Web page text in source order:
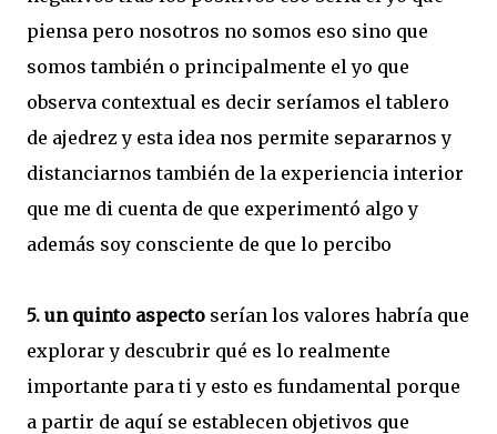
piensa pero nosotros no somos eso sino que
somos también o principalmente el yo que
observa contextual es decir seríamos el tablero
de ajedrez y esta idea nos permite separarnos y
distanciarnos también de la experiencia interior
que me di cuenta de que experimentó algo y
además soy consciente de que lo percibo
5. un quinto aspecto serían los valores habría que
explorar y descubrir qué es lo realmente
importante para ti y esto es fundamental porque
a partir de aquí se establecen objetivos que